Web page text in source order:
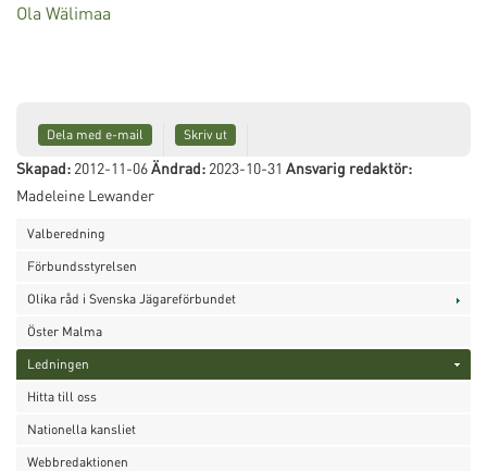
Ola Wälimaa
Dela med e-mail Skriv ut
Skapad: 2012-11-06Ändrad: 2023-10-31 Ansvarig redaktör:
Madeleine Lewander
Valberedning
Förbundsstyrelsen
Olika råd i Svenska Jägareförbundet
Öster Malma
Ledningen
Hitta till oss
Nationella kansliet
Webbredaktionen